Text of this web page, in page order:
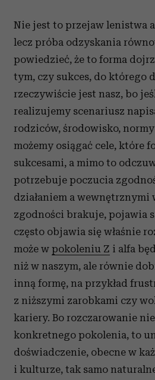
Nie jest to przejaw lenistwa
lecz próba odzyskania
powiedzieć, że to forma
tym, czy sukces, do którego
rzeczywiście jest nasz, bo
realizujemy scenariusz
rodziców, środowisko,
możemy osiągać cele, które
sukcesami, a mimo to
potrzebuje poczucia
działaniem a wewnętrznymi
zgodności brakuje, pojawia
często objawia się właśnie
może w pokoleniu Z i alfa
niż w naszym, ale równie
inną formę, na przykład
z niższymi zarobkami czy
kariery. Bo rozczarowanie
konkretnego pokolenia, to
doświadczenie, obecne w
i kulturze, tak samo